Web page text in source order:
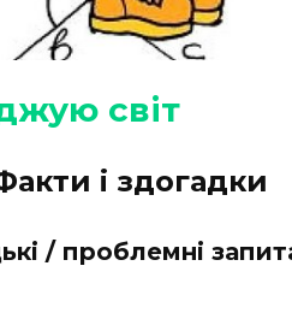
світ
і здогадки
/ проблемні